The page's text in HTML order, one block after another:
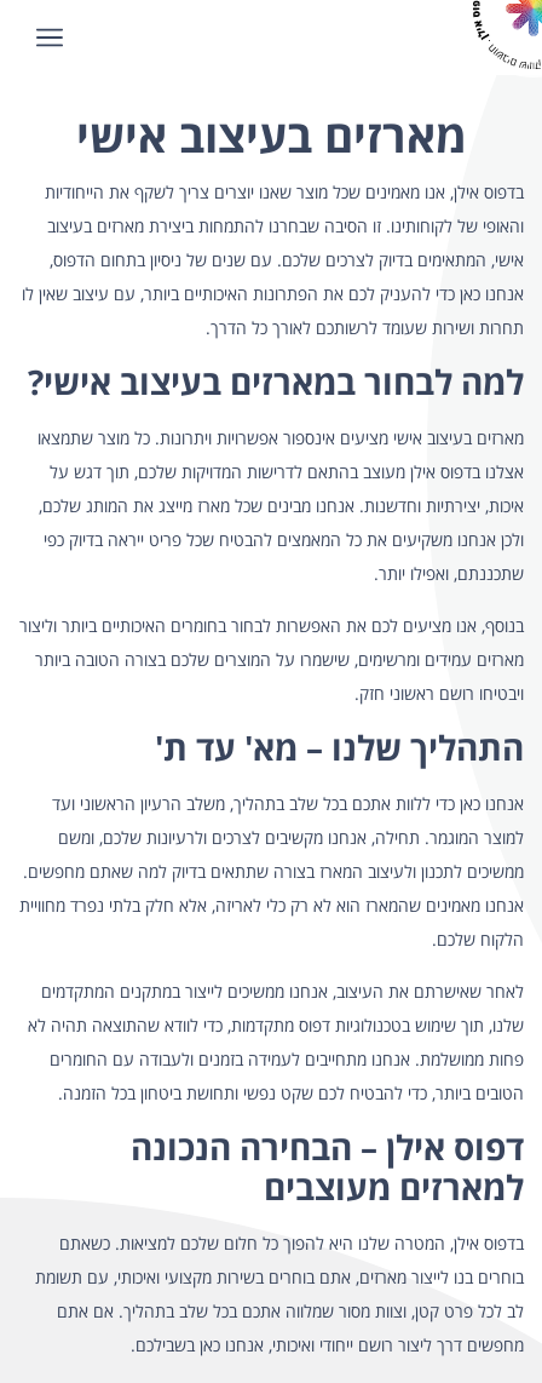
מארזים בעיצוב אישי
בדפוס אילן, אנו מאמינים שכל מוצר שאנו יוצרים צריך לשקף את הייחודיות
והאופי של לקוחותינו. זו הסיבה שבחרנו להתמחות ביצירת מארזים בעיצוב
אישי, המתאימים בדיוק לצרכים שלכם. עם שנים של ניסיון בתחום הדפוס,
אנחנו כאן כדי להעניק לכם את הפתרונות האיכותיים ביותר, עם עיצוב שאין לו
תחרות ושירות שעומד לרשותכם לאורך כל הדרך.
למה לבחור במארזים בעיצוב אישי?
מארזים בעיצוב אישי מציעים אינספור אפשרויות ויתרונות. כל מוצר שתמצאו
אצלנו בדפוס אילן מעוצב בהתאם לדרישות המדויקות שלכם, תוך דגש על
איכות, יצירתיות וחדשנות. אנחנו מבינים שכל מארז מייצג את המותג שלכם,
ולכן אנחנו משקיעים את כל המאמצים להבטיח שכל פריט ייראה בדיוק כפי
שתכננתם, ואפילו יותר.
בנוסף, אנו מציעים לכם את האפשרות לבחור בחומרים האיכותיים ביותר וליצור
מארזים עמידים ומרשימים, שישמרו על המוצרים שלכם בצורה הטובה ביותר
ויבטיחו רושם ראשוני חזק.
התהליך שלנו – מא' עד ת'
אנחנו כאן כדי ללוות אתכם בכל שלב בתהליך, משלב הרעיון הראשוני ועד
למוצר המוגמר. תחילה, אנחנו מקשיבים לצרכים ולרעיונות שלכם, ומשם
ממשיכים לתכנון ולעיצוב המארז בצורה שתתאים בדיוק למה שאתם מחפשים.
אנחנו מאמינים שהמארז הוא לא רק כלי לאריזה, אלא חלק בלתי נפרד מחוויית
הלקוח שלכם.
לאחר שאישרתם את העיצוב, אנחנו ממשיכים לייצור במתקנים המתקדמים
שלנו, תוך שימוש בטכנולוגיות דפוס מתקדמות, כדי לוודא שהתוצאה תהיה לא
פחות ממושלמת. אנחנו מתחייבים לעמידה בזמנים ולעבודה עם החומרים
הטובים ביותר, כדי להבטיח לכם שקט נפשי ותחושת ביטחון בכל הזמנה.
דפוס אילן – הבחירה הנכונה
למארזים מעוצבים
בדפוס אילן, המטרה שלנו היא להפוך כל חלום שלכם למציאות. כשאתם
בוחרים בנו לייצור מארזים, אתם בוחרים בשירות מקצועי ואיכותי, עם תשומת
לב לכל פרט קטן, וצוות מסור שמלווה אתכם בכל שלב בתהליך. אם אתם
מחפשים דרך ליצור רושם ייחודי ואיכותי, אנחנו כאן בשבילכם.